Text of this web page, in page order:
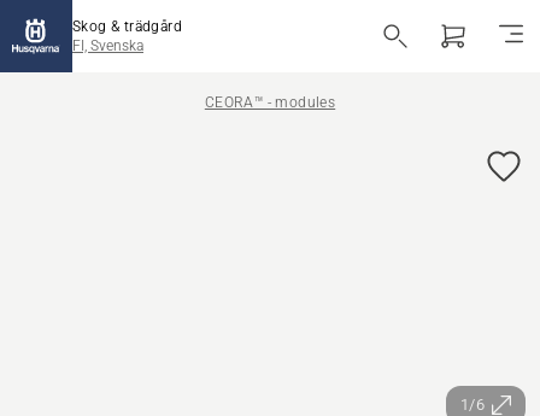
Skog & trädgård
FI, Svenska
CEORA™ - modules
1/6